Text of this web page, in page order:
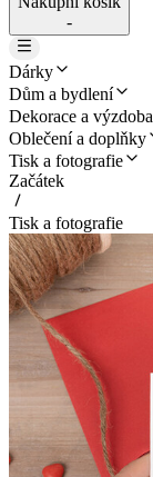
-
Dárky
Dům a bydlení
Dekorace a výzdoba
Oblečení a doplňky
Tisk a fotografie
Začátek
Tisk a fotografie